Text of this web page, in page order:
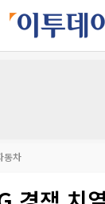
동차